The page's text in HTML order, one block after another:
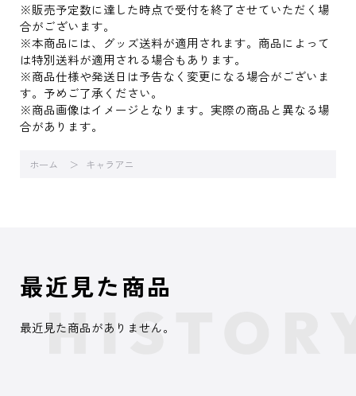
※販売予定数に達した時点で受付を終了させていただく場
合がございます。
※本商品には、グッズ送料が適用されます。商品によって
は特別送料が適用される場合もあります。
※商品仕様や発送日は予告なく変更になる場合がございま
す。予めご了承ください。
※商品画像はイメージとなります。実際の商品と異なる場
合があります。
ホーム キャラアニ
最近見た商品
最近見た商品がありません。